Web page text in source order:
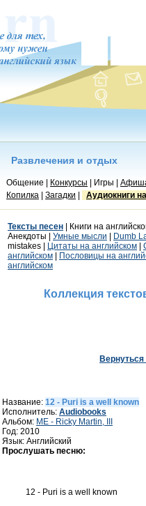
Развлечения и отдых
Общение | Конкурсы | Игры |
Копилка
Загадки Аудиокниги
Тексты песен | Книги на
Анекдоты | Умные мысли | Dumb
mistakes | Цитаты на английском |
английском | Пословицы на
английском
Коллекция
Вернуться
Название: 12 - Puri is a well known
Исполнитель: Audiobooks
Альбом: ME - Ricky Martin, III
Год: 2010
Язык: Английский
Прослушать песню: